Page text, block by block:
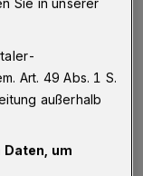
Sie den
selbst einmal
– so
Bernhard
Art. 49 Abs. 1 S.
außerhalb
um